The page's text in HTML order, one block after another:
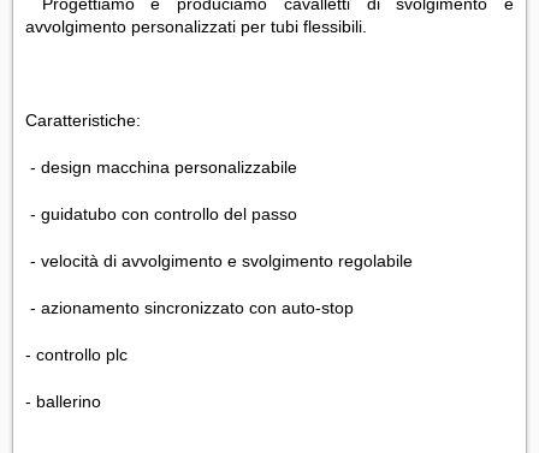
avvolgimento personalizzati per tubi flessibili.
Caratteristiche:
- design macchina personalizzabile
- guidatubo con controllo del passo
- velocità di avvolgimento e svolgimento regolabile
- azionamento sincronizzato con auto-stop
- controllo plc
- ballerino